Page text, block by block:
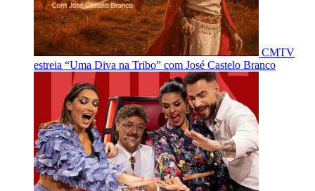
CMTV
estreia “Uma Diva na Tribo” com José Castelo Branco